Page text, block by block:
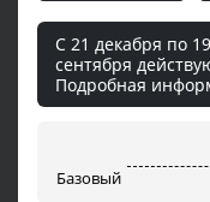
С 21 декабря по
сентября
Подробная
Базовый